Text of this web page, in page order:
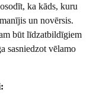
ka kāds, kuru
un novērsis.
būt līdzatbildīgiem
sasniedzot vēlamo